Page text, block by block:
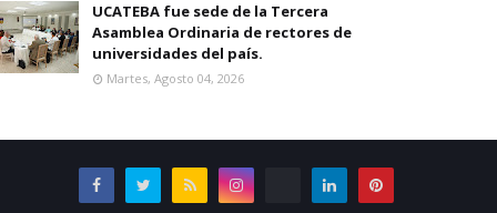
UCATEBA fue sede de la Tercera
Asamblea Ordinaria de rectores de
universidades del país.
Martes, Agosto 04, 2026